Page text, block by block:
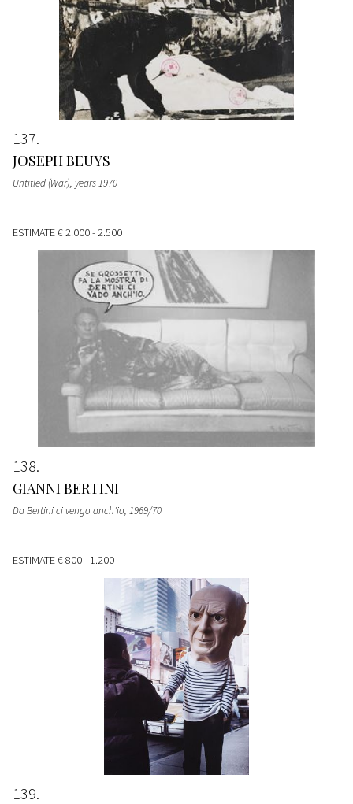
137
JOSEPH BEUYS
Untitled (War), years 1970
ESTIMATE€ 2.000 - 2.500
138
GIANNI BERTINI
Da Bertini ci vengo anch'io, 1969/70
ESTIMATE€ 800 - 1.200
139